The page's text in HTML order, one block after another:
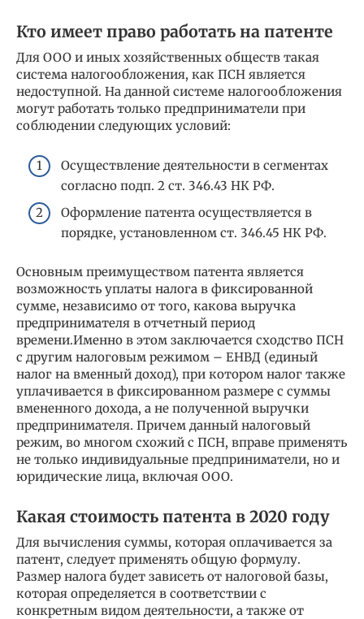
Кто имеет право работать на патенте
Для ООО и иных хозяйственных обществ такая
система налогообложения, как ПСН является
недоступной. На данной системе налогообложения
могут работать только предприниматели при
соблюдении следующих условий:
Осуществление деятельности в сегментах
согласно подп. 2 ст. 346.43 НК РФ.
Оформление патента осуществляется в
порядке, установленном ст. 346.45 НК РФ.
Основным преимуществом патента является
возможность уплаты налога в фиксированной
сумме, независимо от того, какова выручка
предпринимателя в отчетный период
времени.Именно в этом заключается сходство ПСН
с другим налоговым режимом – ЕНВД (единый
налог на вменный доход), при котором налог также
уплачивается в фиксированном размере с суммы
вмененного дохода, а не полученной выручки
предпринимателя. Причем данный налоговый
режим, во многом схожий с ПСН, вправе применять
не только индивидуальные предприниматели, но и
юридические лица, включая ООО.
Какая стоимость патента в 2020 году
Для вычисления суммы, которая оплачивается за
патент, следует применять общую формулу.
Размер налога будет зависеть от налоговой базы,
которая определяется в соответствии с
конкретным видом деятельности, а также от